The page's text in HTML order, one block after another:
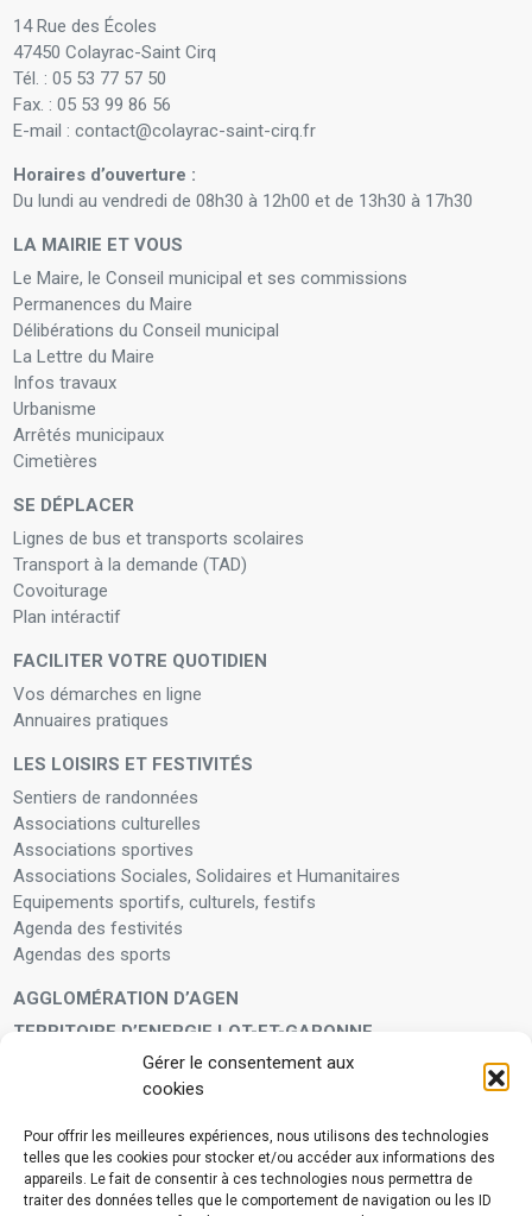
Gérer le consentement aux
cookies
Pour offrir les meilleures expériences, nous utilisons des technologies
telles que les cookies pour stocker et/ou accéder aux informations des
appareils. Le fait de consentir à ces technologies nous permettra de
traiter des données telles que le comportement de navigation ou les ID
14 Rue des Écoles
47450 Colayrac-Saint Cirq
Tél. : 05 53 77 57 50
Fax. : 05 53 99 86 56
E-mail : contact@colayrac-saint-cirq.fr
Horaires d’ouverture :
Du lundi au vendredi de 08h30 à 12h00 et de 13h30 à 17h30
LA MAIRIE ET VOUS
Le Maire, le Conseil municipal et ses commissions
Permanences du Maire
Délibérations du Conseil municipal
La Lettre du Maire
Infos travaux
Urbanisme
Arrêtés municipaux
Cimetières
SE DÉPLACER
Lignes de bus et transports scolaires
Transport à la demande (TAD)
Covoiturage
Plan intéractif
FACILITER VOTRE QUOTIDIEN
Vos démarches en ligne
Annuaires pratiques
LES LOISIRS ET FESTIVITÉS
Sentiers de randonnées
Associations culturelles
Associations sportives
Associations Sociales, Solidaires et Humanitaires
Equipements sportifs, culturels, festifs
Agenda des festivités
Agendas des sports
AGGLOMÉRATION D’AGEN
TERRITOIRE D’ENERGIE LOT-ET-GARONNE
Enfants et adolescents
VIVRE À VOS CÔTÉS
Service municipal d’aide administrative